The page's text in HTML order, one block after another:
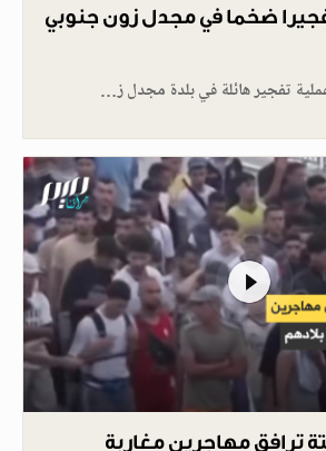
ضخما في مجدل زون جنوبي
تفجير هائلة في بلدة مجدل ز…
ترافق مهاجرين مغاربة